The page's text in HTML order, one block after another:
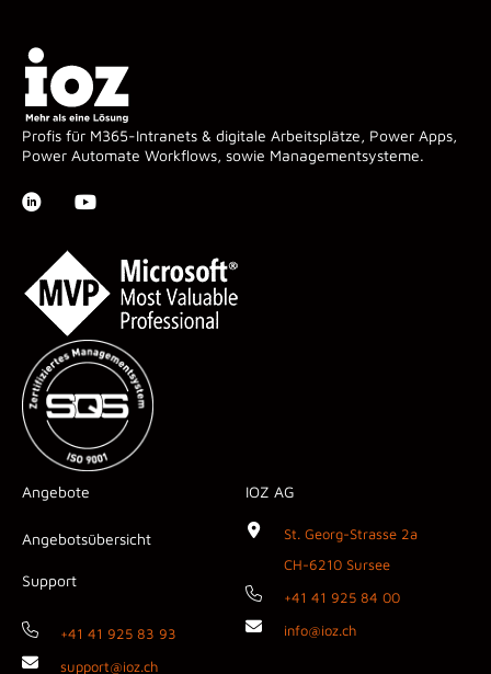
Profis für M365-Intranets & digitale Arbeitsplätze, Power Apps,
Power Automate Workflows, sowie Managementsysteme.
Angebote
Angebotsübersicht
Support
+41 41 925 83 93
support@ioz.ch
IOZ AG
St. Georg-Strasse 2a
CH-6210 Sursee
+41 41 925 84 00
info@ioz.ch